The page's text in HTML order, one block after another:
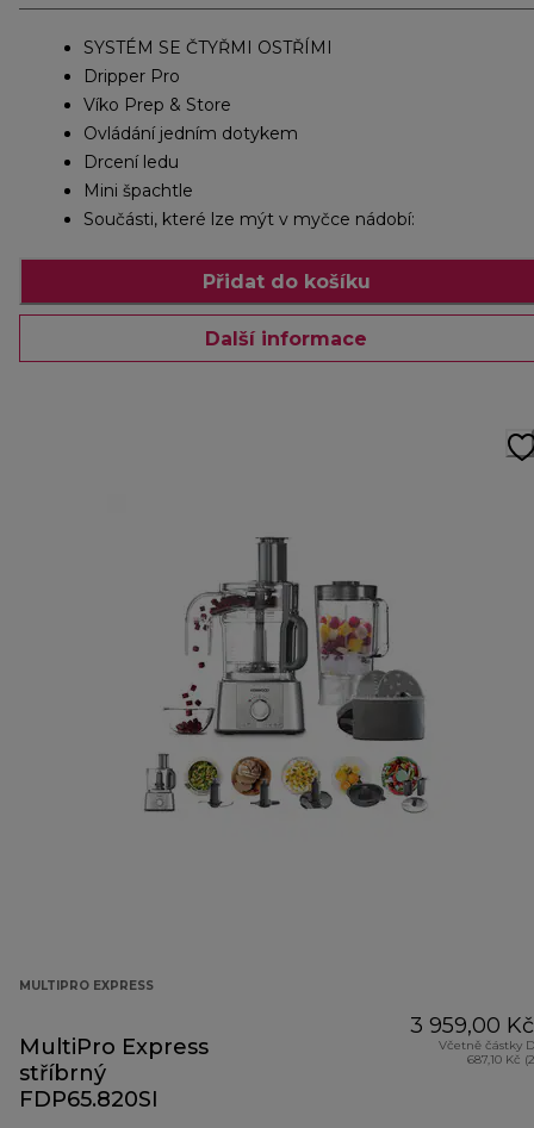
SYSTÉM SE ČTYŘMI OSTŘÍMI
Dripper Pro
Víko Prep & Store
Ovládání jedním dotykem
Drcení ledu
Mini špachtle
Součásti, které lze mýt v myčce nádobí:
Přidat do košíku
Další informace
MULTIPRO EXPRESS
MultiPro Express
stříbrný
FDP65.820SI
3 959,00 Kč
Včetně částky
687,10 Kč